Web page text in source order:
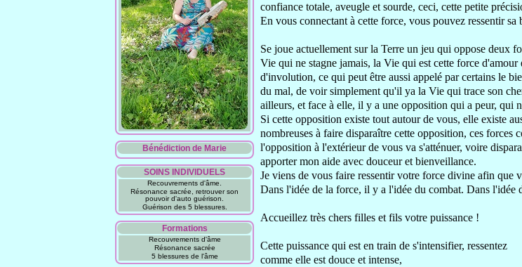
Bénédiction de Marie
SOINS INDIVIDUELS
Recouvrements d'âme.
Résonance sacrée, retrouver son
pouvoir d'auto guérison.
Guérison des 5 blessures.
Formations
Recouvrements d'âme
Résonance sacrée
5 blessures de l'âme
confiance totale, aveugle et sourde, ceci, cette petite
En vous connectant à cette force, vous pouvez ressentirsa
Se joue actuellement sur la Terre un jeu qui oppose deux
Vie qui ne stagne jamais, la Vie qui est cette force d'amour
d'involution, ce qui peut être aussi appelé par certains le
du mal, de voir simplement qu'il ya la Vie qui trace son
ailleurs, et face à elle, il y a une opposition qui a peur, qui
Si cette opposition existe tout autour de vous, elle existe
nombreuses à faire disparaître cette opposition, ces forces
l'opposition à l'extérieur de vous va s'atténuer, voire
apporter mon aide avec douceur et bienveillance.
Je viens de vous faire ressentir votre force divine afin que
Dans l'idée de la force, il y a l'idée du combat. Dans l'idée
Accueillez très chers filles et fils votre puissance !
Cette puissance qui est en train de s'intensifier, ressentez
comme elle est douce et intense,